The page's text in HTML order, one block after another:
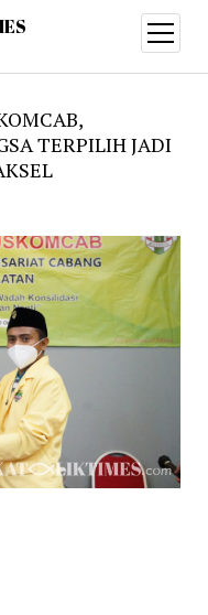
open
menu
TERPILIH JADI